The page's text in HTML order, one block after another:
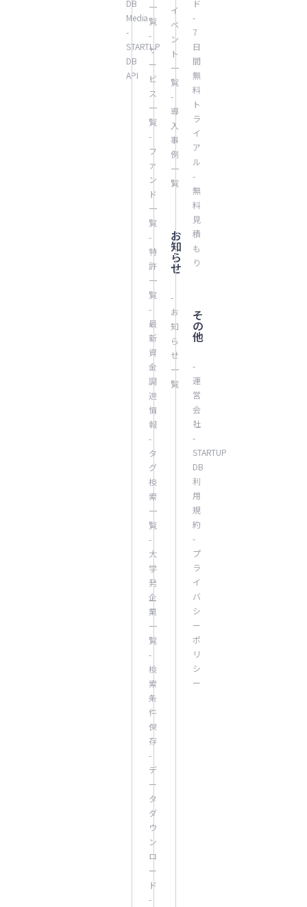
DB
Media
-
STARTUP
DB
API
一
覧
-
サ
ー
ビ
ス
一
覧
-
フ
ァ
ン
ド
一
覧
-
特
許
一
覧
-
最
新
資
金
調
達
情
報
-
タ
グ
検
索
一
覧
-
大
学
発
企
業
一
覧
-
検
索
条
件
保
存
-
デ
ー
タ
ダ
ウ
ン
ロ
ー
ド
-
イ
ベ
ン
ト
一
覧
-
導
入
事
例
一
覧
お
知
ら
せ
-
お
知
ら
せ
一
覧
ド
-
7
日
間
無
料
ト
ラ
イ
ア
ル
-
無
料
見
積
も
り
そ
の
他
-
運
営
会
社
-
STARTUP
DB
利
用
規
約
-
プ
ラ
イ
バ
シ
ー
ポ
リ
シ
ー